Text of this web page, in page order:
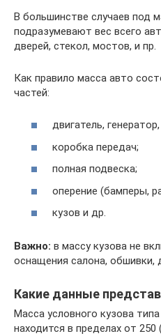
В большинстве случаев под
подразумевают вес всего
дверей, стекол, мостов, и пр.
Как правило масса авто
частей:
двигатель,
коробка передач;
полная подвеска;
оперение (бамперы,
кузов и др.
Важно: в массу кузова не
оснащения салона, обшивки,
Какие данные
Масса условного кузова
находится в пределах от 250